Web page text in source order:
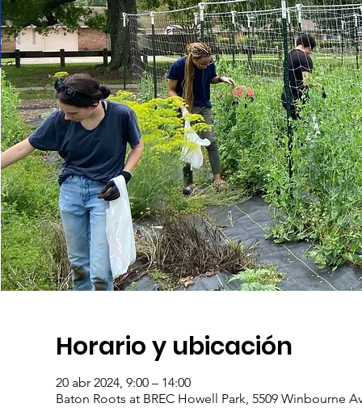
Horario y ubicación
20 abr 2024, 9:00 – 14:00
Baton Roots at BREC Howell Park, 5509 Winbourne